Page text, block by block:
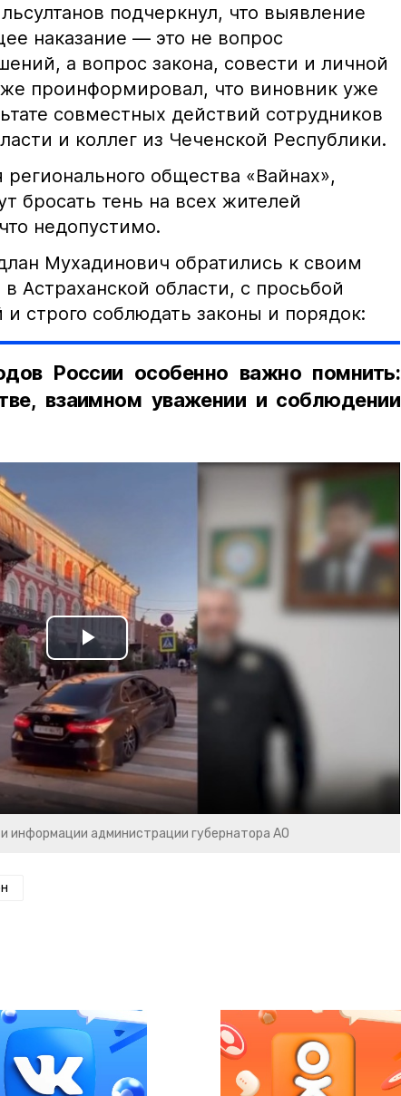
подчеркнул, что выявление
наказание — это не вопрос
а вопрос закона, совести и личной
проинформировал, что виновник уже
совместных действий сотрудников
и коллег из Чеченской Республики.
общества «Вайнах»,
бросать тень на всех жителей
недопустимо.
Мухадинович обратились к своим
Астраханской области, с просьбой
строго соблюдать законы и порядок:
России особенно важно помнить:
взаимном уважении и соблюдении
Play
Video
информации администрации губернатора АО